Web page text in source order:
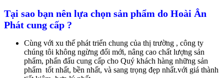
Tại sao bạn nên lựa chọn sản phẩm do Hoài Ân
Phát cung cấp ?
Cùng với xu thế phát triển chung của thị trường , công ty
chúng tôi không ngừng đổi mới, nâng cao chất lượng sản
phẩm, phấn đấu cung cấp cho Quý khách hàng những sản
phẩm tốt nhất, bền nhất, và sang trọng đẹp nhất.với giá thành